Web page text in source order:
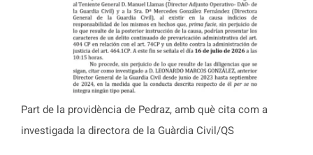
Part de la providència de Pedraz, amb què cita com a
investigada la directora de la Guàrdia Civil/QS